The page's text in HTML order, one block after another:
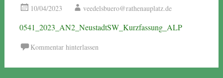
10/04/2023 veedelsbuero@rathenauplatz.de
0541_2023_AN2_NeustadtSW_Kurzfassung_ALP
Kommentar hinterlassen